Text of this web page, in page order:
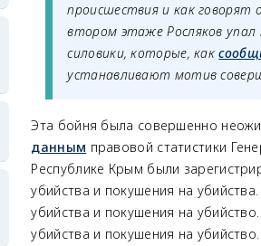
происшествия и как
втором этаже Росляков
силовики, которые, как
устанавливают мотив
Эта бойня была совершенно
данным правовой статистики
Республике Крым были
убийства и покушения на
убийства и покушения на
убийства и покушения на